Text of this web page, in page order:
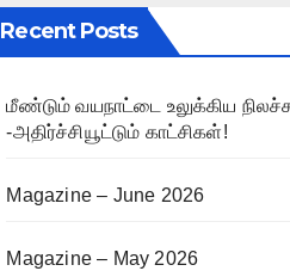
Recent Posts
மீண்டும் வயநாட்டை உலுக்கிய
-அதிர்ச்சியூட்டும் காட்சிகள்!
Magazine – June 2026
Magazine – May 2026